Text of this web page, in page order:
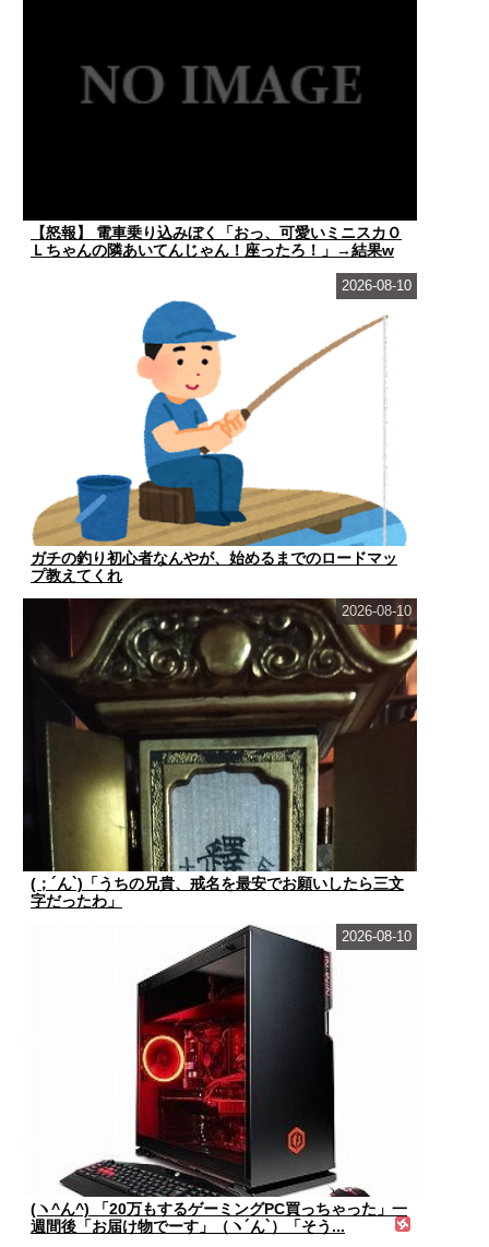
【怒報】 電車乗り込みぼく「おっ、可愛いミニスカＯ
Ｌちゃんの隣あいてんじゃん！座ったろ！」→結果w
ガチの釣り初心者なんやが、始めるまでのロードマッ
プ教えてくれ
2026-08-10
(；´ん`)「うちの兄貴、戒名を最安でお願いしたら三文
字だったわ」
2026-08-10
(ヽ^ん^) 「20万もするゲーミングPC買っちゃった」一
週間後「お届け物でーす」（ヽ´ん`）「そう...
2026-08-10